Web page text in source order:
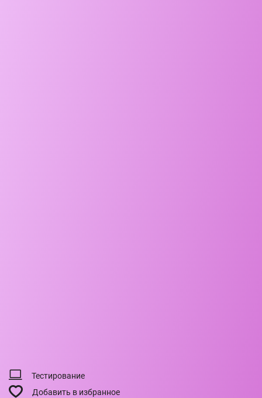
Тестирование
Добавить в избранное